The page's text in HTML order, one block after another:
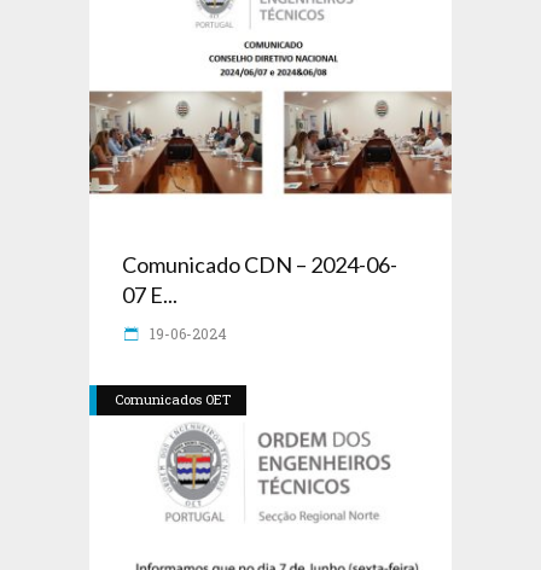
Comunicado CDN – 2024-06-
07 E...
19-06-2024
Comunicados OET